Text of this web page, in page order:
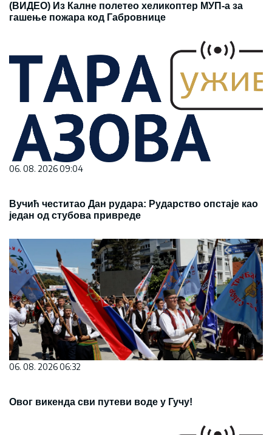
(ВИДЕО) Из Калне полетео хеликоптер МУП-а за
гашење пожара код Габровнице
06. 08. 2026 09:04
Вучић честитао Дан рудара: Рударство опстаје као
један од стубова привреде
06. 08. 2026 06:32
Овог викенда сви путеви воде у Гучу!